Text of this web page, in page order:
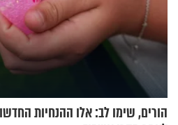
הורים, שימו לב: אלו ההנחיות